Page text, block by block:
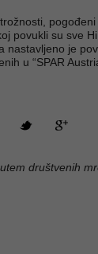
povukli su sve
nastavljeno je
u “SPAR
društvenih